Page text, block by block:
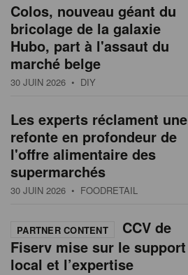
Colos, nouveau géant du
bricolage de la galaxie
Hubo, part à l'assaut du
marché belge
30 JUIN 2026 • DIY
Les experts réclament une
refonte en profondeur de
l'offre alimentaire des
supermarchés
30 JUIN 2026 • FOODRETAIL
PARTNER CONTENT
CCV de
Fiserv mise sur le support
local et l’expertise